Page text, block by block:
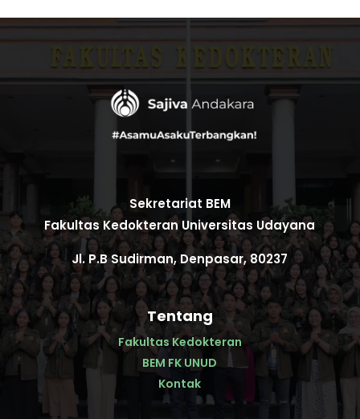
Sekretariat BEM
Fakultas Kedokteran Universitas Udayana
Jl. P.B Sudirman, Denpasar, 80237
Tentang
Fakultas Kedokteran
BEM FK UNUD
Kontak